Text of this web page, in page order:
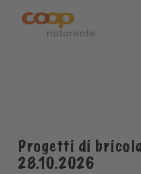
Progetti di
28.10.2026